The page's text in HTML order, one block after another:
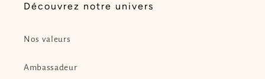
Découvrez notre univers
Nos valeurs
Ambassadeur